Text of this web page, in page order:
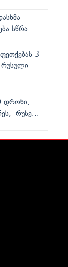
სწრა...
3
რუსული
დრონი,
რუსე...